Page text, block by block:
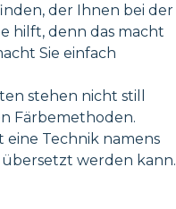
der Ihnen bei der
hilft, denn das macht
Sie einfach
stehen nicht still
Färbemethoden.
eine Technik namens
übersetzt werden kann.